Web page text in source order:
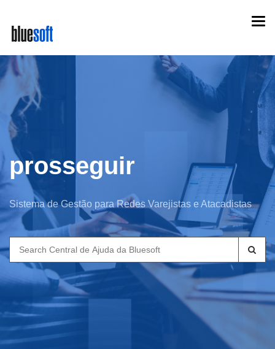
main
content
prosseguir
Sistema de Gestão para Redes Varejistas e Atacadistas
Search
for: